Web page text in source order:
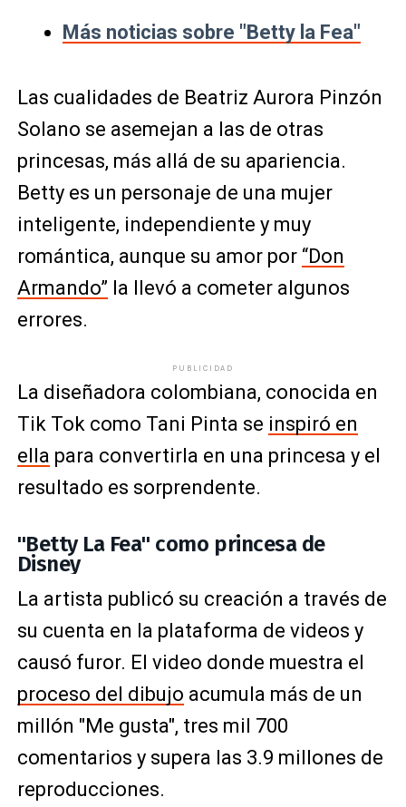
Más noticias sobre "Betty la Fea"
Las cualidades de Beatriz Aurora Pinzón
Solano se asemejan a las de otras
princesas, más allá de su apariencia.
Betty es un personaje de una mujer
inteligente, independiente y muy
romántica, aunque su amor por “Don
Armando” la llevó a cometer algunos
errores.
PUBLICIDAD
La diseñadora colombiana, conocida en
Tik Tok como Tani Pinta se inspiró en
ella para convertirla en una princesa y el
resultado es sorprendente.
"Betty La Fea" como princesa de
Disney
La artista publicó su creación a través de
su cuenta en la plataforma de videos y
causó furor. El video donde muestra el
proceso del dibujo acumula más de un
millón "Me gusta", tres mil 700
comentarios y supera las 3.9 millones de
reproducciones.